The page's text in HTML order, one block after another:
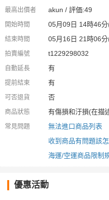
最高出價者 akun / 評価:49
開始時間 05月09日 14時46
結束時間 05月16日 21時06
拍賣編號 t1229298032
自動延長 有
提前結束 有
可否退貨 否
商品狀態 有傷損和汙損(在描
常見問題
無法進口商品列表
收到商品有問題該
海運/空運商品限制
優惠活動